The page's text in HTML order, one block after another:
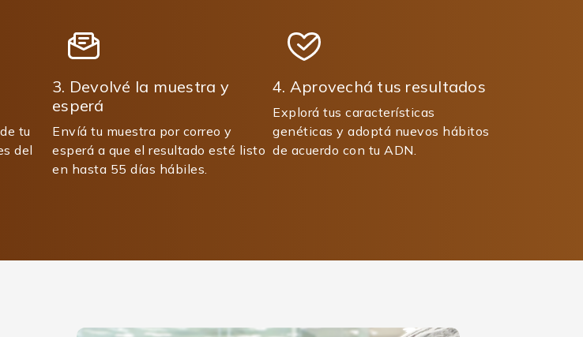
tu
del
3. Devolvé la muestra y
esperá
Envíá tu muestra por correo y
esperá a que el resultado esté listo
en hasta 55 días hábiles.
4. Aprovechá tus resultados
Explorá tus características
genéticas y adoptá nuevos hábitos
de acuerdo con tu ADN.